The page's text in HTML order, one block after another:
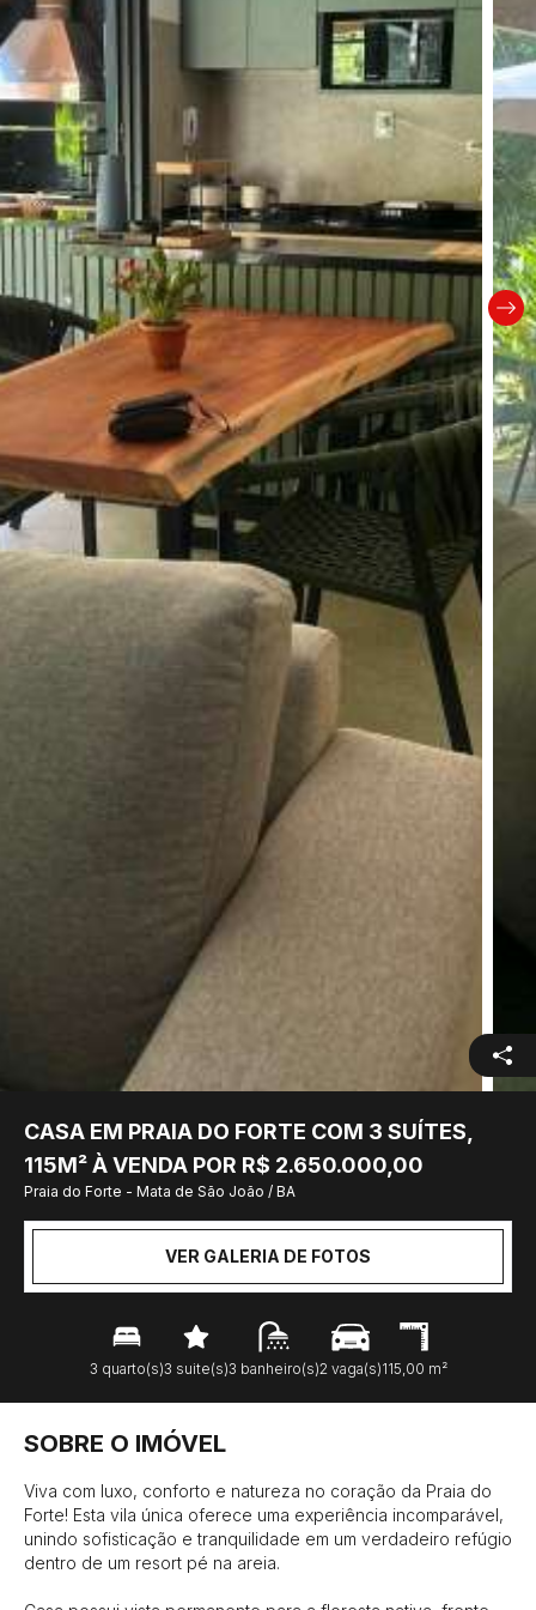
CASA EM PRAIA DO FORTE COM 3 SUÍTES,
115M² À VENDA POR R$ 2.650.000,00
Praia do Forte - Mata de São João / BA
VER GALERIA DE FOTOS
3 quarto(s)3 suite(s)3 banheiro(s)2 vaga(s)115,00 m²
SOBRE O IMÓVEL
Viva com luxo, conforto e natureza no coração da Praia do
Forte! Esta vila única oferece uma experiência incomparável,
unindo sofisticação e tranquilidade em um verdadeiro refúgio
dentro de um resort pé na areia.